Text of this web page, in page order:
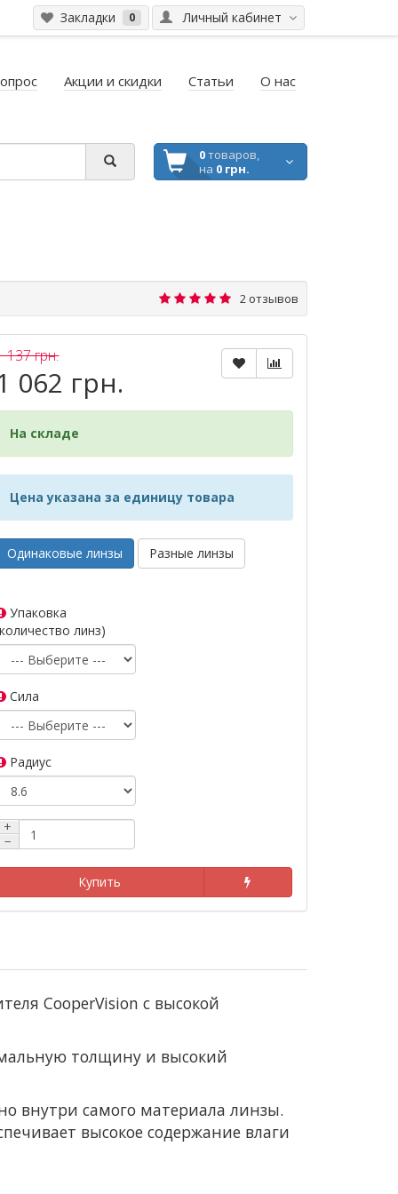
Личный кабинет
Закладки 0
Акции и скидки Статьи О нас
0товаров,
на 0 грн.
2 отзывов
137 грн.
062 грн.
На складе
Цена указана за единицу товара
Одинаковые линзы Разные линзы
Упаковка
линз)
Сила
Радиус
+
−
Купить
CooperVision с высокой
толщину и высокий
внутри самого материала линзы.
высокое содержание влаги